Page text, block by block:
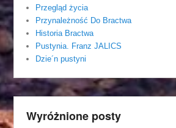
Przegląd życia
Przynależność Do Bractwa
Historia Bractwa
Pustynia. Franz JALICS
Dzie´n pustyni
Wyróżnione posty